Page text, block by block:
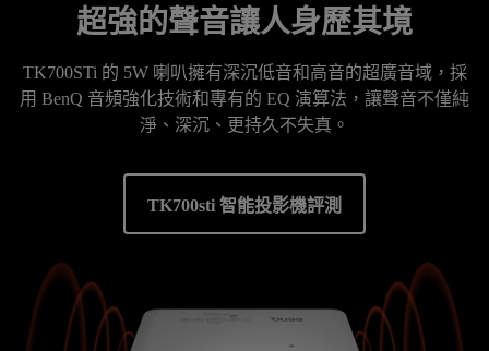
超強的聲音讓人身歷其境
TK700STi 的 5W 喇叭擁有深沉低音和高音的超廣音域，採
用 BenQ 音頻強化技術和專有的 EQ 演算法，讓聲音不僅純
淨、深沉、更持久不失真。
TK700sti 智能投影機評測